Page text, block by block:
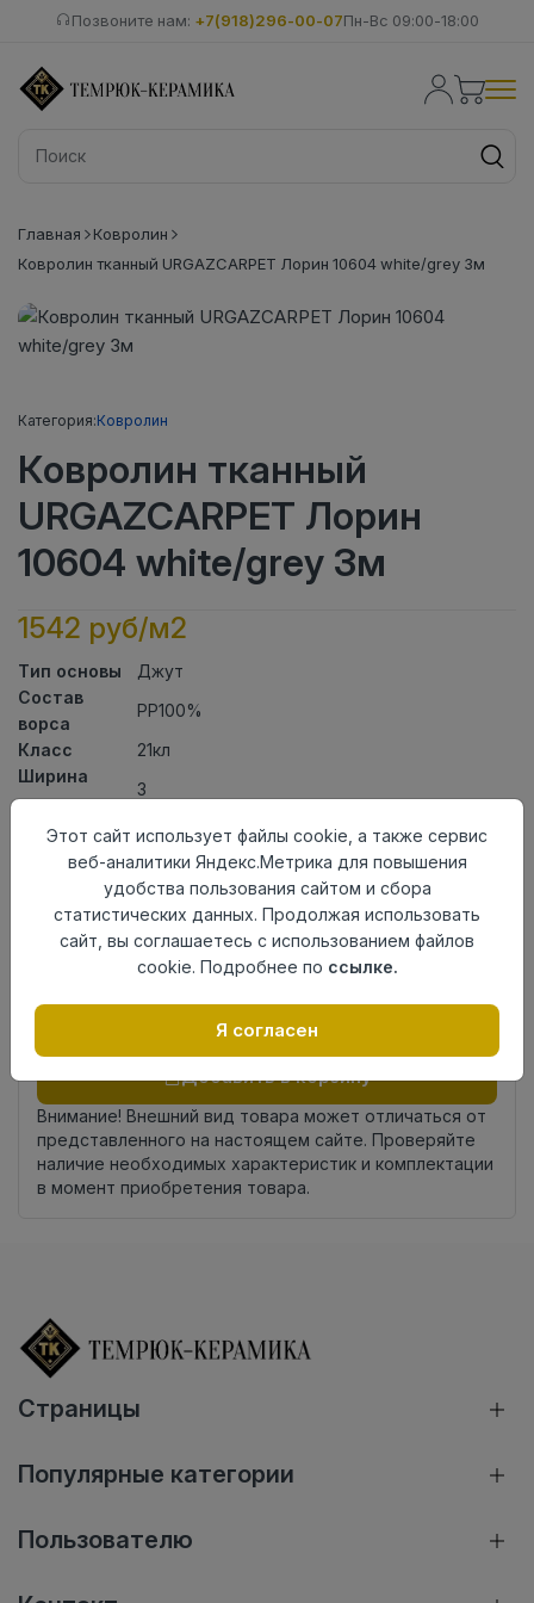
Позвоните нам: +7(918)296-00-07Пн-Вс 09:00-18:00
Главная
Ковролин
Ковролин тканный URGAZCARPET Лорин 10604 white/grey 3м
Категория:Ковролин
Ковролин тканный
URGAZCARPET Лорин
10604 white/grey 3м
1542 руб/м2
Тип основы
Джут
Состав
ворса
PP100%
Класс
21кл
Ширина
рулона
3
АктуальностьАктуален
ковролина
Ковролин тканный
Страна
происхождения
Узбекистан
20.05 пог. м
Добавить в корзину
Внимание! Внешний вид товара может отличаться от
представленного на настоящем сайте. Проверяйте
наличие необходимых характеристик и комплектации
в момент приобретения товара.
Страницы
Популярные категории
Пользователю
Этот сайт использует файлы cookie, а также сервис
веб-аналитики Яндекс.Метрика для повышения
удобства пользования сайтом и сбора
статистических данных. Продолжая использовать
сайт, вы соглашаетесь с использованием файлов
cookie. Подробнее по ссылке.
Я согласен